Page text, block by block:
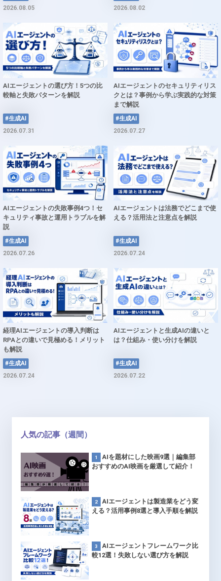
2026.08.05
2026.08.02
AIエージェントの選び方！5つの比
較軸と失敗パターンを解説
#生成AI
2026.07.31
AIエージェントのセキュリティリス
クとは？事例から学ぶ実践的な対策
まで解説
#生成AI
2026.07.27
AIエージェントの失敗事例4つ！セ
キュリティ事故と運用トラブルを解
説
#生成AI
2026.07.26
AIエージェントは法務でどこまで使
える？活用法と注意点を解説
#生成AI
2026.07.24
経理AIエージェントの導入判断は
RPAとの違いで見極める！メリット
も解説
#生成AI
2026.07.24
AIエージェントと生成AIの違いと
は？仕組み・使い分けを解説
#生成AI
2026.07.22
人気の記事（週間）
AIを題材にした映画9選｜編集部
おすすめのAI映画を厳選して紹介！
AIエージェントは製造業をどう変
える？活用事例8選と導入手順を解説
AIエージェントフレームワーク比
較12選！失敗しない選び方を解説